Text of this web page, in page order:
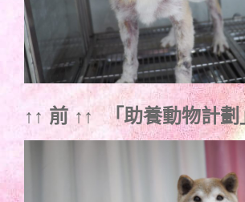
↑↑ 前 ↑↑ 「助養動物計劃